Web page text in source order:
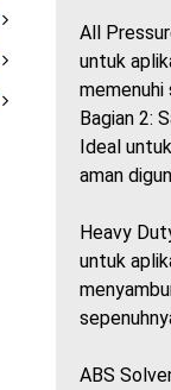
All
untuk
Bagian 2:
Ideal
aman
Heavy
untuk
ABS